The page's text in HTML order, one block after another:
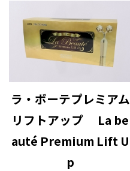
ラ・ボーテプレミアム
リフトアップ La be
auté Premium Lift U
p